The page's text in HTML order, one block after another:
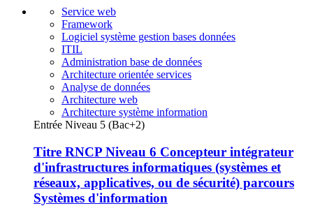
Service web
Framework
Logiciel système gestion bases données
ITIL
Administration base de données
Architecture orientée services
Analyse de données
Architecture web
Architecture système information
Entrée Niveau 5 (Bac+2)
Titre RNCP Niveau 6 Concepteur intégrateur
d'infrastructures informatiques (systèmes et
réseaux, applicatives, ou de sécurité) parcours
Systèmes d'information